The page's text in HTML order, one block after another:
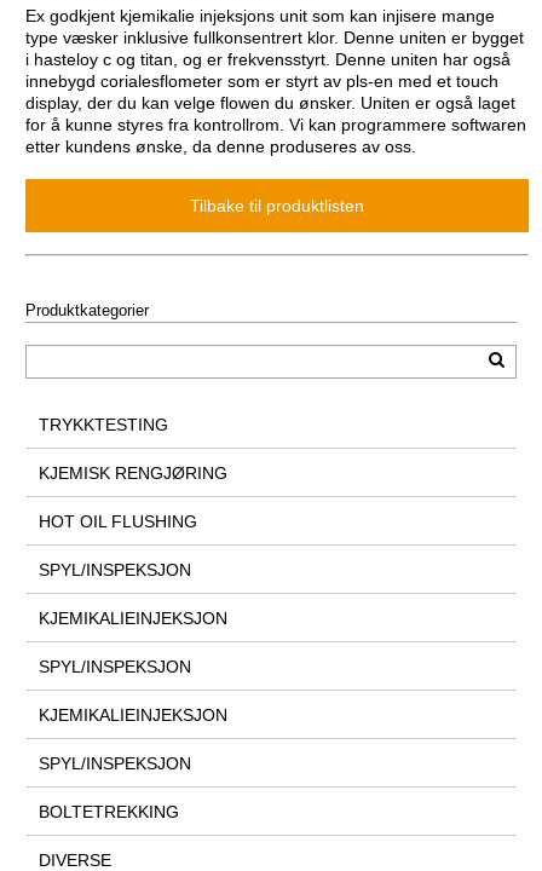
Ex godkjent kjemikalie injeksjons unit som kan injisere mange
type væsker inklusive fullkonsentrert klor. Denne uniten er bygget
i hasteloy c og titan, og er frekvensstyrt. Denne uniten har også
innebygd corialesflometer som er styrt av pls-en med et touch
display, der du kan velge flowen du ønsker. Uniten er også laget
for å kunne styres fra kontrollrom. Vi kan programmere softwaren
etter kundens ønske, da denne produseres av oss.
Produktkategorier
TRYKKTESTING
KJEMISK RENGJØRING
HOT OIL FLUSHING
SPYL/INSPEKSJON
KJEMIKALIEINJEKSJON
SPYL/INSPEKSJON
KJEMIKALIEINJEKSJON
SPYL/INSPEKSJON
BOLTETREKKING
DIVERSE